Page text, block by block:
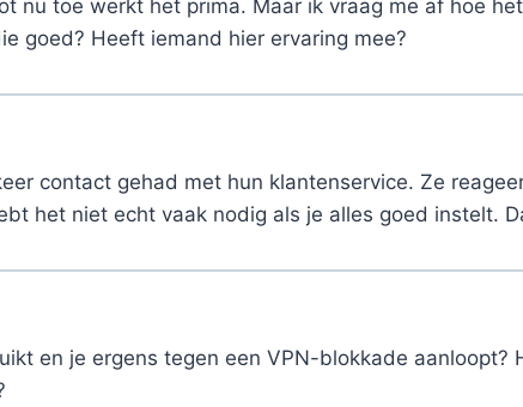
nu toe werkt het prima. Maar ik vraag me af hoe
goed? Heeft iemand hier ervaring mee?
contact gehad met hun klantenservice. Ze
het niet echt vaak nodig als je alles goed instelt.
en je ergens tegen een VPN-blokkade aanloopt?